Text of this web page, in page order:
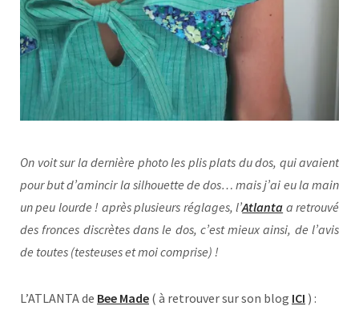
On voit sur la dernière photo les plis plats du dos, qui avaient
pour but d’amincir la silhouette de dos… mais j’ai eu la main
un peu lourde ! après plusieurs réglages, l’Atlanta a retrouvé
des fronces discrètes dans le dos, c’est mieux ainsi, de l’avis
de toutes (testeuses et moi comprise) !
L’ATLANTA de Bee Made ( à retrouver sur son blog ICI ) :